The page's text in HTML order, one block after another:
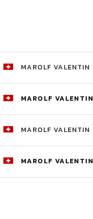
MAROLF VALENTIN
MAROLF VALENTIN
MAROLF VALENTIN
MAROLF VALENTIN